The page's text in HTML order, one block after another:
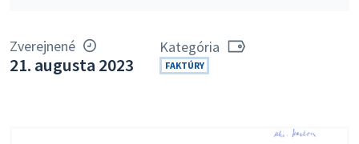
Zverejnené
21. augusta 2023
Kategória
FAKTÚRY